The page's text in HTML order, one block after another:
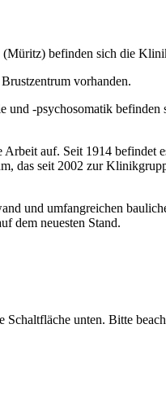
befinden sich die
vorhanden.
-psychosomatik
auf. Seit 1914 befindet
das seit 2002 zur
und umfangreichen
dem neuesten Stand.
unten. Bitte